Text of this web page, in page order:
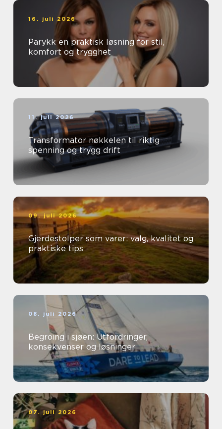
16. juli 2026
Parykk en praktisk løsning for stil,
komfort og trygghet
11. juli 2026
Transformator nøkkelen til riktig
spenning og trygg drift
09. juli 2026
Gjerdestolper som varer: valg, kvalitet og
praktiske tips
08. juli 2026
Begroing i sjøen: Utfordringer,
konsekvenser og løsninger
07. juli 2026